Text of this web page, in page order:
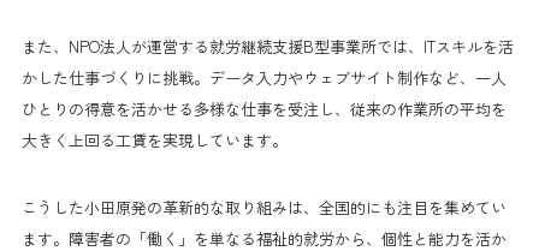
また、NPO法人が運営する就労継続支援B型事業所では、ITスキルを活
かした仕事づくりに挑戦。データ入力やウェブサイト制作など、一人
ひとりの得意を活かせる多様な仕事を受注し、従来の作業所の平均を
大きく上回る工賃を実現しています。
こうした小田原発の革新的な取り組みは、全国的にも注目を集めてい
ます。障害者の「働く」を単なる福祉的就労から、個性と能力を活か